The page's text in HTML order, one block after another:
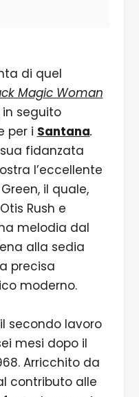
di quel
Magic Woman
in seguito
per i Santana.
fidanzata
l’eccellente
il quale,
Rush e
melodia dal
alla sedia
precisa
moderno.
il secondo lavoro
mesi dopo il
Arricchito da
contributo alle